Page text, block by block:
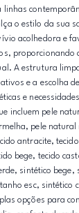
linhas
o estilo da sua
acolhedora e
proporcionando
A estrutura
e a escolha
e
incluem pele
pele natural
antracite,
bege, tecido
sintético bege,
esc, sintético
opções para